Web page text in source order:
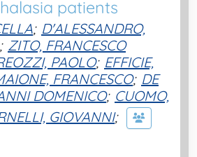
patients
; D'ALESSANDRO,
; ZITO, FRANCESCO
PAOLO; EFFICIE,
FRANCESCO; DE
DOMENICO; CUOMO,
GIOVANNI;